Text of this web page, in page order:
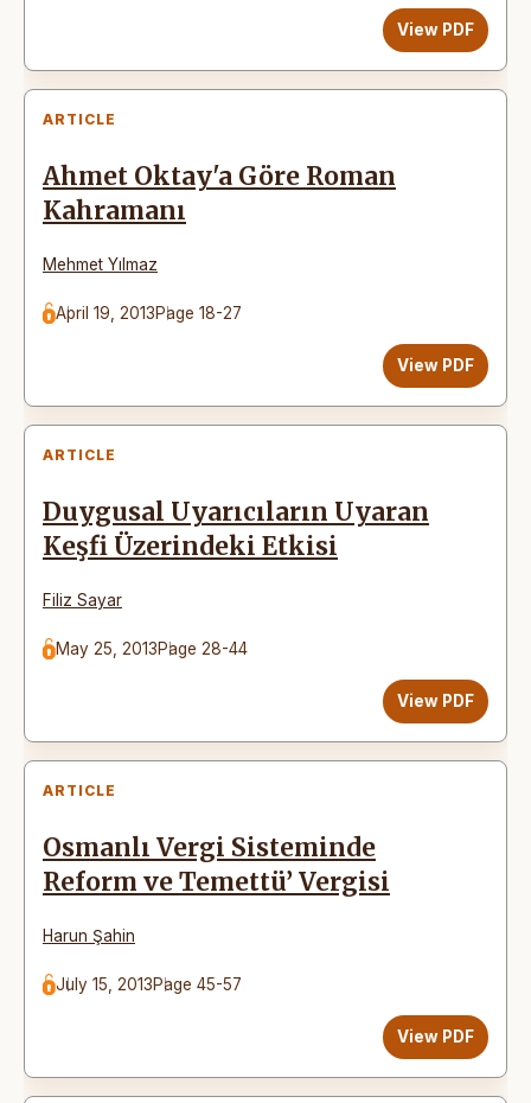
View PDF
ARTICLE
Ahmet Oktay'a Göre Roman
Kahramanı
Mehmet Yılmaz
April 19, 2013Page 18-27
View PDF
ARTICLE
Duygusal Uyarıcıların Uyaran
Keşfi Üzerindeki Etkisi
Filiz Sayar
May 25, 2013Page 28-44
View PDF
ARTICLE
Osmanlı Vergi Sisteminde
Reform ve Temettü’ Vergisi
Harun Şahin
July 15, 2013Page 45-57
View PDF